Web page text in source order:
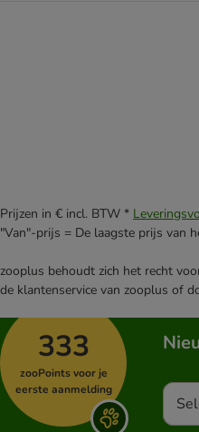
Prijzen in € incl. BTW *
"Van"-prijs = De laagste prijs van
zooplus behoudt zich het recht
de klantenservice van zooplus of
333
zooPoints voor je
eerste aanmelding